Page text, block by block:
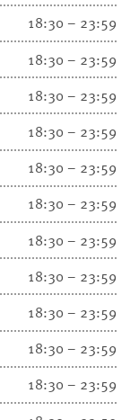
18:30 – 23:59
18:30 – 23:59
18:30 – 23:59
18:30 – 23:59
18:30 – 23:59
18:30 – 23:59
18:30 – 23:59
18:30 – 23:59
18:30 – 23:59
18:30 – 23:59
18:30 – 23:59